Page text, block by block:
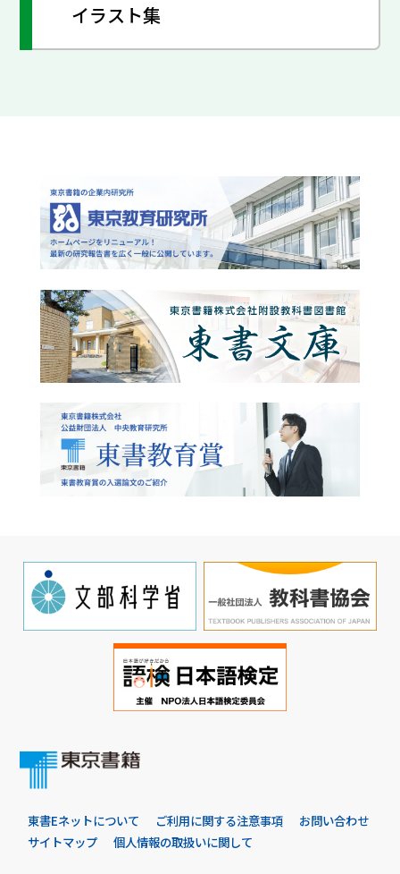
イラスト集
東書Eネットについて ご利用に関する注意事項
お問い合わせ
サイトマップ
個人情報の取扱いに関して